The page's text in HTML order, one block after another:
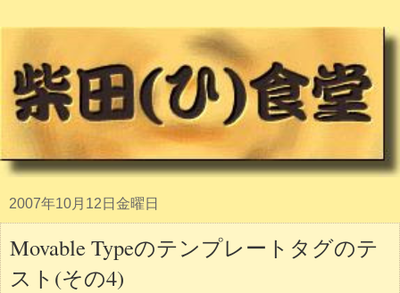
2007年10月12日金曜日
Movable Typeのテンプレートタグのテ
スト(その4)